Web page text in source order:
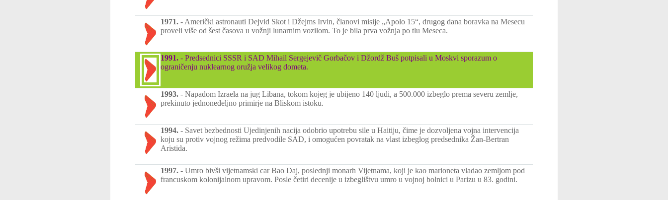
1971. - Američki astronauti Dejvid Skot i Džejms Irvin, članovi misije „Apolo 15“, drugog dana boravka na Mesecu
proveli više od šest časova u vožnji lunarnim vozilom. To je bila prva vožnja po tlu Meseca.
1991. - Predsednici SSSR i SAD Mihail Sergejevič Gorbačov i Džordž Buš potpisali u Moskvi sporazum o
ograničenju nuklearnog oružja velikog dometa.
1993. - Napadom Izraela na jug Libana, tokom kojeg je ubijeno 140 ljudi, a 500.000 izbeglo prema severu zemlje,
prekinuto jednonedeljno primirje na Bliskom istoku.
1994. - Savet bezbednosti Ujedinjenih nacija odobrio upotrebu sile u Haitiju, čime je dozvoljena vojna intervencija
koju su protiv vojnog režima predvodile SAD, i omogućen povratak na vlast izbeglog predsednika Žan-Bertran
Aristida.
1997. - Umro bivši vijetnamski car Bao Daj, poslednji monarh Vijetnama, koji je kao marioneta vladao zemljom pod
francuskom kolonijalnom upravom. Posle četiri decenije u izbeglištvu umro u vojnoj bolnici u Parizu u 83. godini.